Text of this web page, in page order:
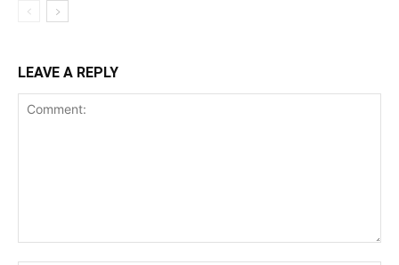
LEAVE A REPLY